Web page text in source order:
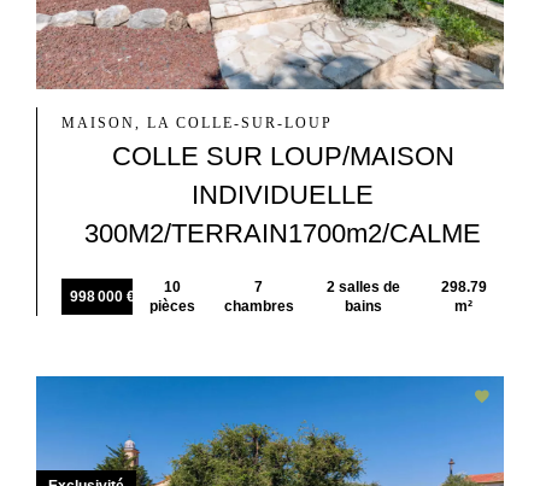
MAISON, LA COLLE-SUR-LOUP
COLLE SUR LOUP/MAISON
INDIVIDUELLE
300M2/TERRAIN1700m2/CALME
998 000 €
10
pièces
7
chambres
2 salles de
bains
298.79
m²